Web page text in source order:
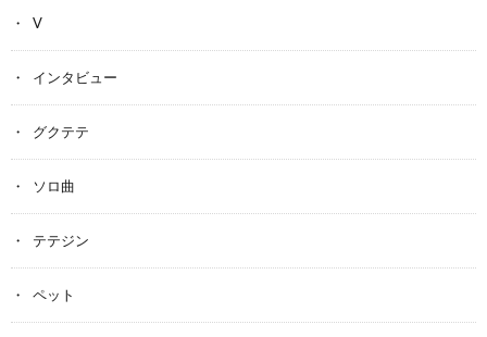
V
インタビュー
グクテテ
ソロ曲
テテジン
ペット